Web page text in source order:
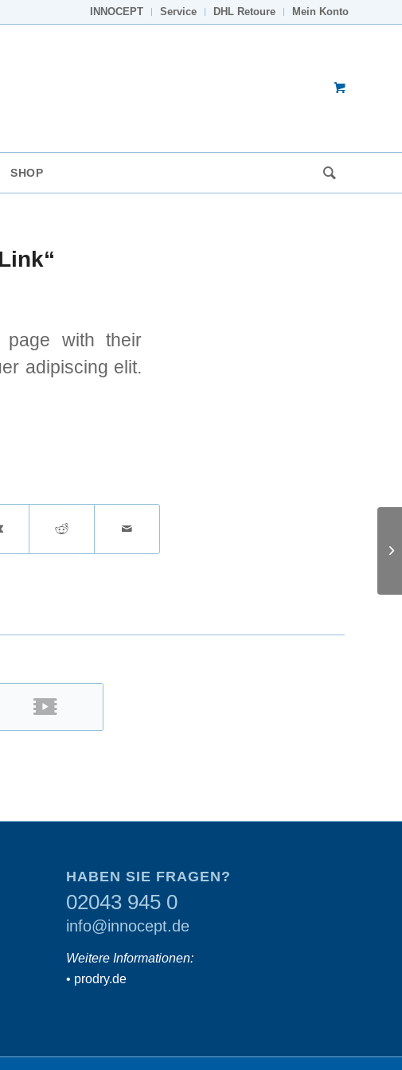
INNOCEPT Service DHL Retoure Mein Konto
SHOP
with their
adipiscing elit.
HABEN SIE FRAGEN?
02043 945 0
info@innocept.de
Weitere Informationen:
• prodry.de